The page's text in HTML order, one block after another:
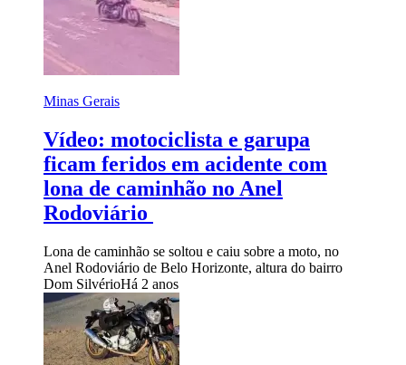
Minas Gerais
Vídeo: motociclista e garupa
ficam feridos em acidente com
lona de caminhão no Anel
Rodoviário
Lona de caminhão se soltou e caiu sobre a moto, no
Anel Rodoviário de Belo Horizonte, altura do bairro
Dom SilvérioHá 2 anos